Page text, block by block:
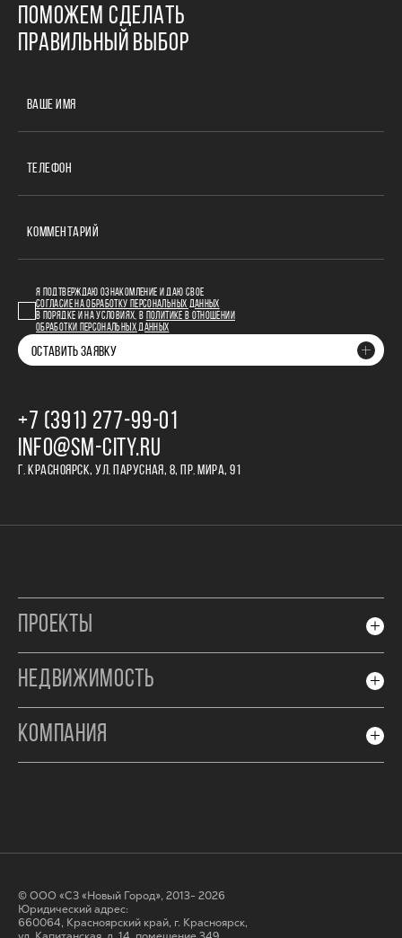
ПОМОЖЕМ СДЕЛАТЬ
ПРАВИЛЬНЫЙ ВЫБОР
ВАШЕ ИМЯ
ТЕЛЕФОН
КОММЕНТАРИЙ
Я ПОДТВЕРЖДАЮ ОЗНАКОМЛЕНИЕ И ДАЮ СВОЕ
СОГЛАСИЕ НА ОБРАБОТКУ ПЕРСОНАЛЬНЫХ ДАННЫХ
В ПОРЯДКЕ И НА УСЛОВИЯХ, В
ПОЛИТИКЕ В ОТНОШЕНИИ
ОБРАБОТКИ ПЕРСОНАЛЬНЫХ ДАННЫХ
ОСТАВИТЬ ЗАЯВКУ
+7 (391) 277‒99‒01
INFO@SM-CITY.RU
Г. КРАСНОЯРСК, УЛ. ПАРУСНАЯ, 8, ПР. МИРА, 91
ПРОЕКТЫ
НЕДВИЖИМОСТЬ
КОМПАНИЯ
© ООО «СЗ «Новый Город», 2013- 2026
Юридический адрес:
660064, Красноярский край, г. Красноярск,